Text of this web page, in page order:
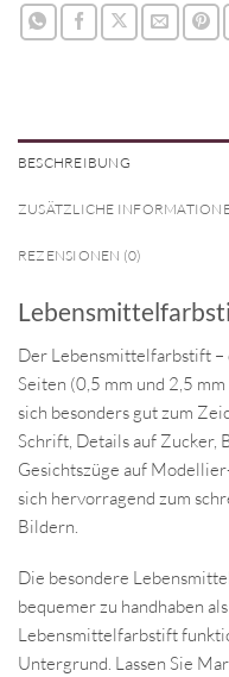
BESCHREIBUNG
ZUSÄTZLICHE
REZENSIONEN (0)
Der Lebensmittelfarbstift –
Seiten (0,5 mm und 2,5
sich besonders gut zum
Schrift, Details auf Zucker,
Gesichtszüge auf
sich hervorragend zum
Bildern.
Die besondere
bequemer zu handhaben
Lebensmittelfarbstift
Untergrund. Lassen Sie